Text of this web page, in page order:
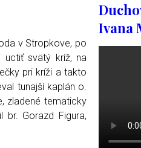
v Stropkove, po
uctiť svätý kríž, na
pri kríži a takto
tunajší kaplán o.
zladené tematicky
Gorazd Figura,
Ivana